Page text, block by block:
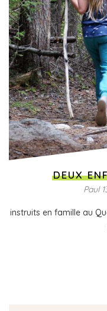
DEUX
Paul
instruits en famille au